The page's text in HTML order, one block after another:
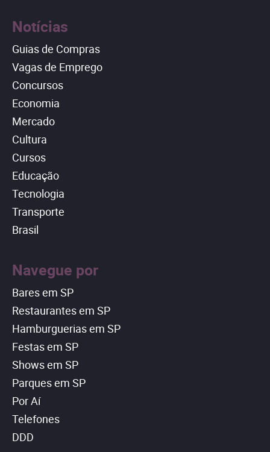
Notícias
Guias de Compras
Vagas de Emprego
Concursos
Economia
Mercado
Cultura
Cursos
Educação
Tecnologia
Transporte
Brasil
Navegue por
Bares em SP
Restaurantes em SP
Hamburguerias em SP
Festas em SP
Shows em SP
Parques em SP
Por Aí
Telefones
DDD